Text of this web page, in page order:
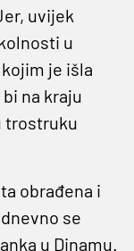
uvijek
u
je išla
na kraju
trostruku
obrađena i
se
u Dinamu.